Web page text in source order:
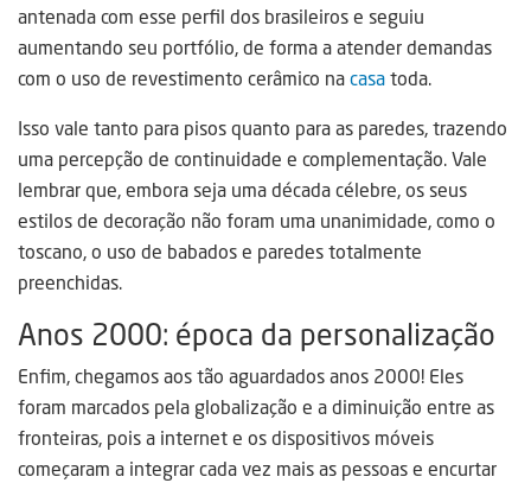
antenada com esse perfil dos brasileiros e seguiu
aumentando seu portfólio, de forma a atender demandas
com o uso de revestimento cerâmico nacasatoda.
Isso vale tanto para pisos quanto para as paredes, trazendo
uma percepção de continuidade e complementação. Vale
lembrar que, embora seja uma década célebre, os seus
estilos de decoração não foram uma unanimidade, como o
toscano, o uso de babados e paredes totalmente
preenchidas.
Anos 2000: época da personalização
Enfim, chegamos aos tão aguardados anos 2000! Eles
foram marcados pela globalização e a diminuição entre as
fronteiras, pois a internet e os dispositivos móveis
começaram a integrar cada vez mais as pessoas e encurtar